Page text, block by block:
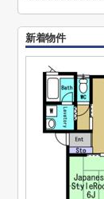
新着物件